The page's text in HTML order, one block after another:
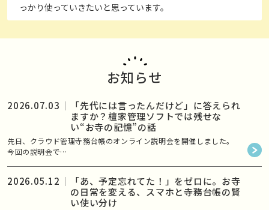
っかり使っていきたいと思っています。
お知らせ
2026.07.03
「先代には言ったんだけど」に答えられ
ますか？檀家管理ソフトでは残せな
い“お寺の記憶”の話
先日、クラウド管理寺務台帳のオンライン説明会を開催しました。
今回の説明会で…
2026.05.12
「あ、予定忘れてた！」をゼロに。お寺
の日常を変える、スマホと寺務台帳の賢
い使い分け